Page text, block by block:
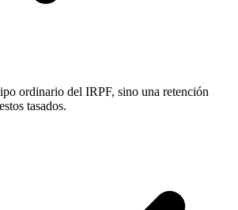
ordinario del IRPF, sino una retención
tasados.